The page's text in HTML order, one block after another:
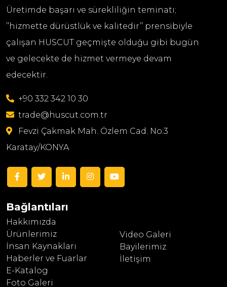
Üretimde başarı ve sürekliliğin teminatı;
’’hizmette dürüstlük ve kalitedir’’ prensibiyle
çalışan HUSCUT geçmişte olduğu gibi bugün
ve gelecekte de hizmet vermeye devam
edecektir.
+90 332 342 10 30
trade@huscut.com.tr
Fevzi Çakmak Mah. Özlem Cad. No:3
Karatay/KONYA
Bağlantıları
Hakkımızda
Ürünlerimiz
İnsan Kaynakları
Haberler ve Fuarlar
E-Katalog
Foto Galeri
Video Galeri
Bayilerimiz
İletişim